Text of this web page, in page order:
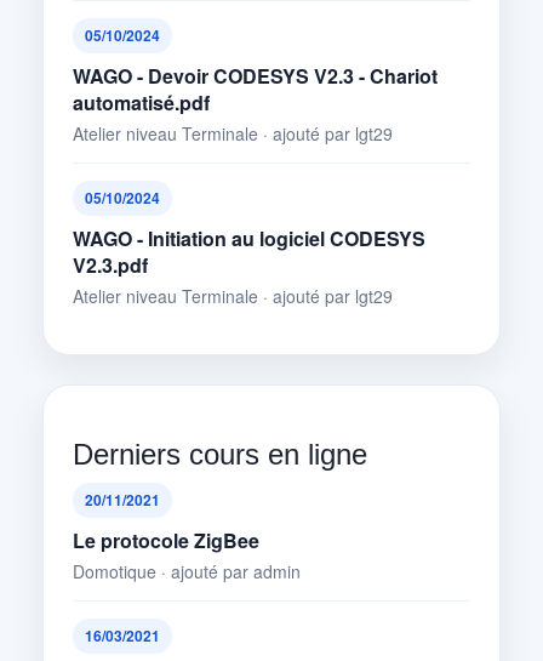
05/10/2024
WAGO - Devoir CODESYS V2.3 - Chariot
automatisé.pdf
Atelier niveau Terminale · ajouté par lgt29
05/10/2024
WAGO - Initiation au logiciel CODESYS
V2.3.pdf
Atelier niveau Terminale · ajouté par lgt29
Derniers cours en ligne
20/11/2021
Le protocole ZigBee
Domotique · ajouté par admin
16/03/2021